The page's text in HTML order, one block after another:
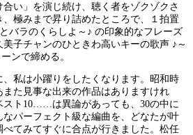
い」を演じ続け、聴く者をゾクゾクさ
極みまで昇り詰めたところで、１拍置
ラのくらしよ～♪ の印象的なフレーズ
子チャンのひときわ高いキーの歌声 ♪～
ンで締める。
私は小躍りをしたくなります。昭和時
た見事な出来の作品はありますけれ
スト10……は異論があっても、30の中に
パーフェクト級な編曲を、どなたが叶
てみてすぐに合点が行きました。松任